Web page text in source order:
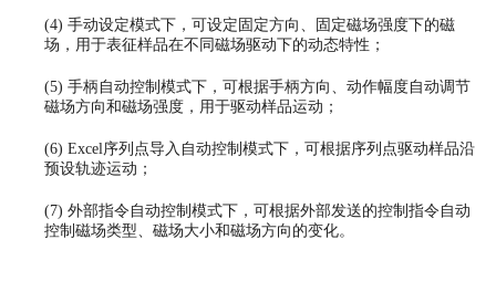
(4)手动设定模式下，可设定固定方向、固定磁场强度下的磁
场，用于表征样品在不同磁场驱动下的动态特性；
(5)手柄自动控制模式下，可根据手柄方向、动作幅度自动调节
磁场方向和磁场强度，用于驱动样品运动；
(6)Excel序列点导入自动控制模式下，可根据序列点驱动样品沿
预设轨迹运动；
(7)外部指令自动控制模式下，可根据外部发送的控制指令自动
控制磁场类型、磁场大小和磁场方向的变化。